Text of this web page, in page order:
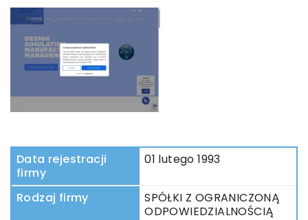
Data rejestracji
firmy
01 lutego 1993
Rodzaj firmy
SPÓŁKI Z OGRANICZONĄ
ODPOWIEDZIALNOŚCIĄ